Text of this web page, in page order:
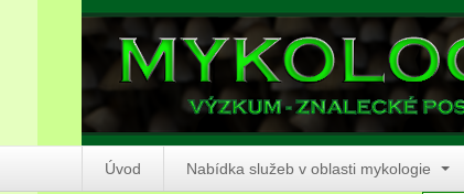
Úvod Nabídka služeb v oblasti mykologie